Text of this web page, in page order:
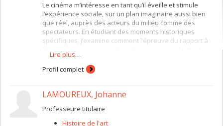
Le cinéma m’intéresse en tant qu’il éveille et stimule
l’expérience sociale, sur un plan imaginaire aussi bien
que réel, auprès des acteurs du milieu comme des
spectateurs. En étudiant des moments historiques
spécifiques, j’examine comment l’épreuve du rapport à
et de réception des films, depuis les relations de
tournage aux investissements affectifs du spectateur.
mon objectif est d’interroger le désir de communauté lui-
même et de comprendre son rôle dans la production et
la réception des films. Qui dit désir dit aussi et surtout
Lire plus…
Profil complet
LAMOUREUX, Johanne
Professeure titulaire
Histoire de l'art